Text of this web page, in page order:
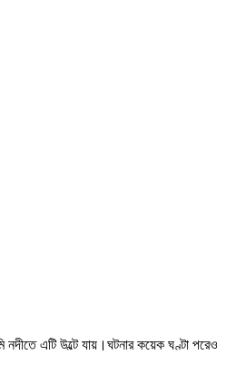
এটি উল্টে যায়।ঘটনার কয়েক ঘণ্টা পরেও